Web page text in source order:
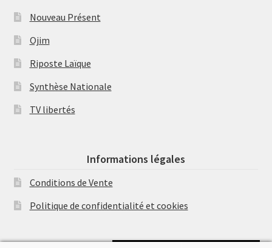
Nouveau Présent
Ojim
Riposte Laïque
Synthèse Nationale
TV libertés
Informations légales
Conditions de Vente
Politique de confidentialité et cookies